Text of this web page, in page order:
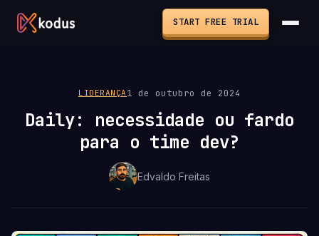
START FREE TRIAL
LIDERANÇA 1 de outubro de 2024
Daily: necessidade ou fardo
para o time dev?
Edvaldo Freitas